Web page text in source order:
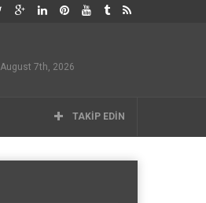
August 7th, 2026
TAKIP EDIN